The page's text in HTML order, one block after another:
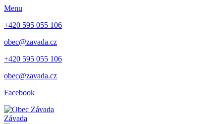
Menu
+420 595 055 106
obec@zavada.cz
+420 595 055 106
obec@zavada.cz
Facebook
Závada